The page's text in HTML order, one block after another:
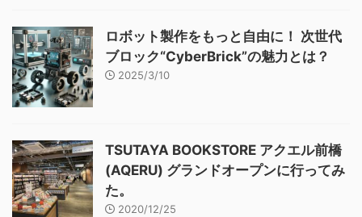
ロボット製作をもっと自由に！ 次世代
ブロック“CyberBrick”の魅力とは？
2025/3/10
TSUTAYA BOOKSTORE アクエル前橋
(AQERU) グランドオープンに行ってみ
た。
2020/12/25